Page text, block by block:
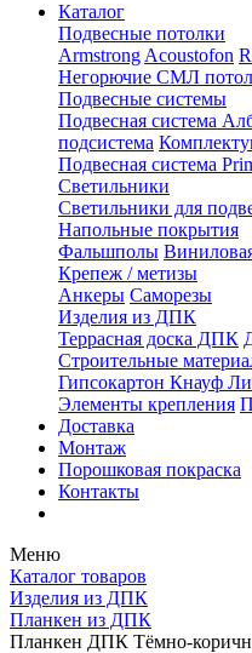
Каталог
Подвесные потолки
Armstrong Acoustofon
Негорючие СМЛ
Подвесные системы
Подвесная система
подсистема
Подвесная система
Светильники
Светильники для
Напольные покрытия
Фальшполы
Крепеж / метизы
Анкеры Саморезы
Изделия из ДПК
Террасная доска ДПК
Строительные
Гипсокартон Кнауф
Элементы крепления
Доставка
Монтаж
Порошковая покраска
Контакты
Меню
Каталог товаров
Изделия из ДПК
Планкен из ДПК
Планкен ДПК Тёмно-